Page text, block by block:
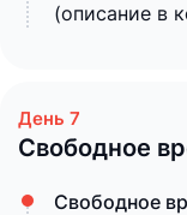
(описание в
Свободное
Свободное